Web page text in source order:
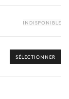
INDISPONIBLE
SÉLECTIONNER